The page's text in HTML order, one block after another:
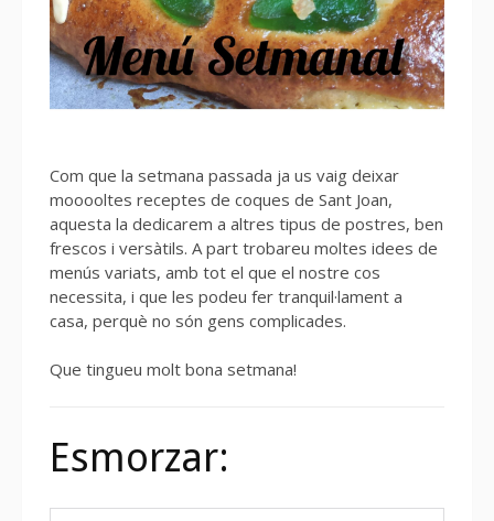
Com que la setmana passada ja us vaig deixar
mooooltes receptes de coques de Sant Joan,
aquesta la dedicarem a altres tipus de postres, ben
frescos i versàtils. A part trobareu moltes idees de
menús variats, amb tot el que el nostre cos
necessita, i que les podeu fer tranquil·lament a
casa, perquè no són gens complicades.
Que tingueu molt bona setmana!
Esmorzar: